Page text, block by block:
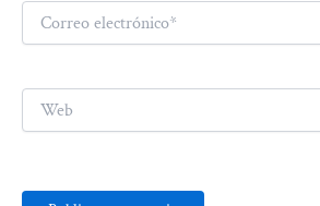
Correo
electrónico*
Web